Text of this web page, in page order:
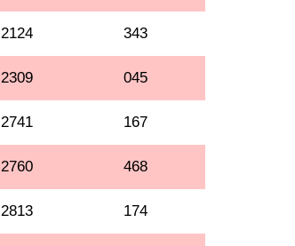
2124 343
2309 045
2741 167
2760 468
2813 174